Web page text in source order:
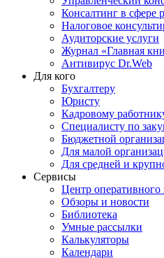
Консалтинг в сфере
Налоговое
Аудиторские услуги
Журнал «Главная
Антивирус Dr.Web
Для кого
Бухгалтеру
Юристу
Кадровому
Специалисту по
Бюджетной
Для малой
Для средней и
Сервисы
Центр оперативного
Обзоры и новости
Библиотека
Умные рассылки
Калькуляторы
Календари